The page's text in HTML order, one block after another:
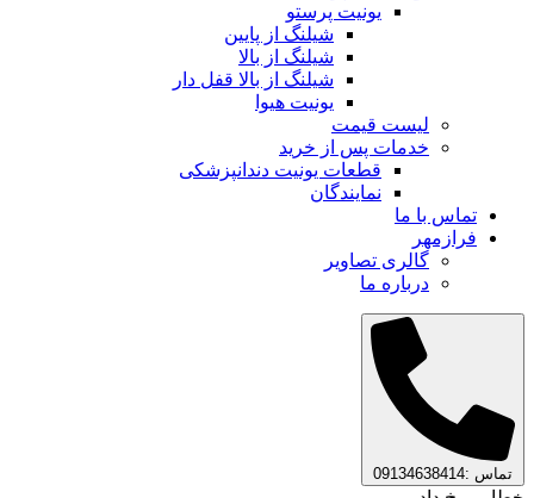
یونیت پرستو
شیلنگ از پایین
شیلنگ از بالا
شیلنگ از بالا قفل دار
یونیت هیوا
لیست قیمت
خدمات پس از خرید
قطعات یونیت دندانپزشکی
نمایندگان
تماس با ما
فرازمهر
گالری تصاویر
درباره ما
تماس :09134638414